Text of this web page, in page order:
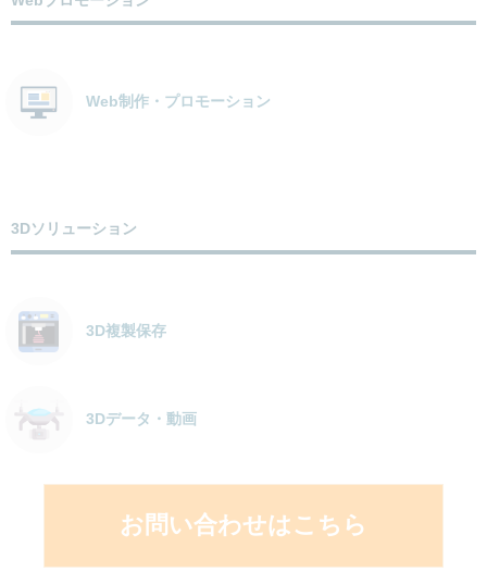
Web制作・プロモーション
3Dソリューション
3D複製保存
3Dデータ・動画
お問い合わせはこちら